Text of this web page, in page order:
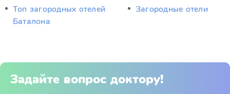
Топ загородных отелей
Баталона
Загородные отели
Задайте вопрос доктору!